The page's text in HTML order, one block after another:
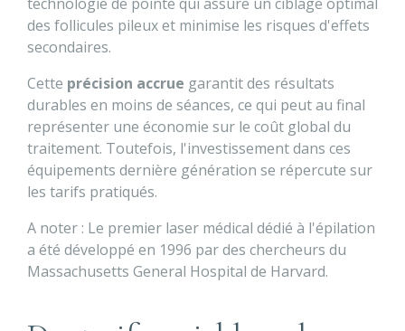
des follicules pileux et minimise les risques d'effets
secondaires.
Cette précision accrue garantit des résultats
durables en moins de séances, ce qui peut au final
représenter une économie sur le coût global du
traitement. Toutefois, l'investissement dans ces
équipements dernière génération se répercute sur
les tarifs pratiqués.
A noter : Le premier laser médical dédié à l'épilation
a été développé en 1996 par des chercheurs du
Massachusetts General Hospital de Harvard.